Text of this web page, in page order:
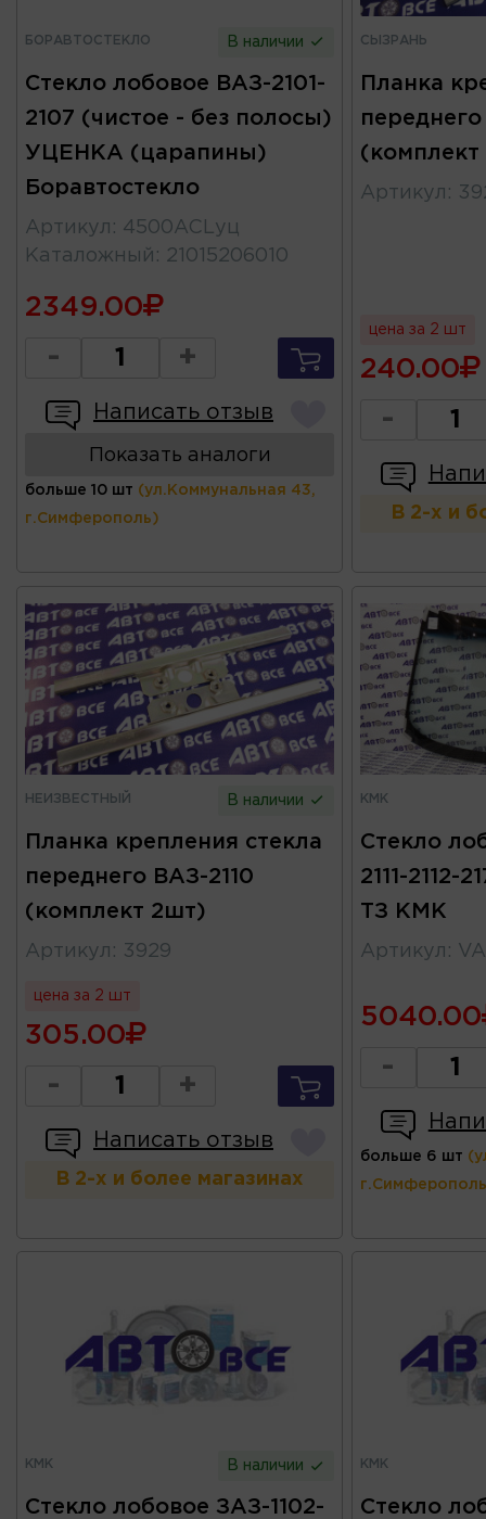
БОРАВТОСТЕКЛО В наличии
Стекло лобовое ВАЗ-2101-
2107 (чистое - без полосы)
УЦЕНКА (царапины)
Боравтостекло
Артикул : 4500ACLуц
Каталожный : 21015206010
2349.00
- +
Написать отзыв
Показать аналоги
больше 10 шт (ул.Коммунальная 43,
г.Симферополь)
СЫЗРАНЬ
Планка
Артикул :
цена за 2 шт
240.00
-
В 2-х и
НЕИЗВЕСТНЫЙ В наличии
Планка крепления стекла
переднего ВАЗ-2110
(комплект 2шт)
Артикул : 3929
цена за 2 шт
305.00
- +
Написать отзыв
В 2-х и более магазинах
КМК
Стекло
2111-2112-
ТЗ КМК
Артикул :
5040.00
-
больше 6 шт
КМК В наличии
Стекло лобовое ЗАЗ-1102-
КМК
Стекло